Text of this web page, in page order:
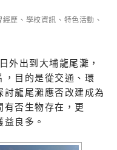
經歷 、 學校資訊 、 特色活動 、
外出到大埔龍尾灘，
目的是從交通、環
龍尾灘應否改建成為
有否生物存在，更
良多。